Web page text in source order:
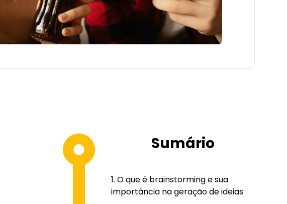
Sumário
O que é brainstorming e sua
importância na geração de ideias